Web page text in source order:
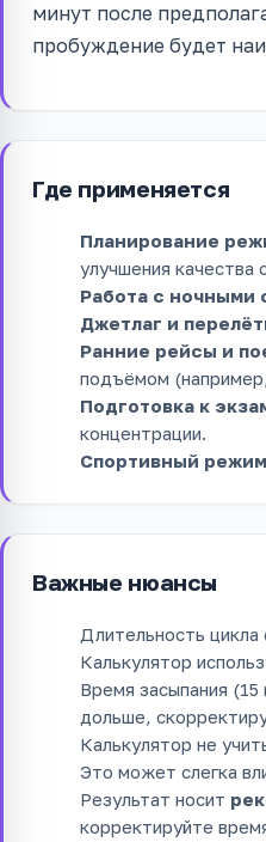
минут после
пробуждение будет
Где применяется
Планирование
улучшения качества
Работа с ночными
Джетлаг и
Ранние рейсы и
подъёмом
Подготовка к
концентрации.
Спортивный режим
Важные нюансы
Длительность цикла
Калькулятор
Время засыпания
дольше,
Калькулятор не
Это может слегка
Результат носит
корректируйте